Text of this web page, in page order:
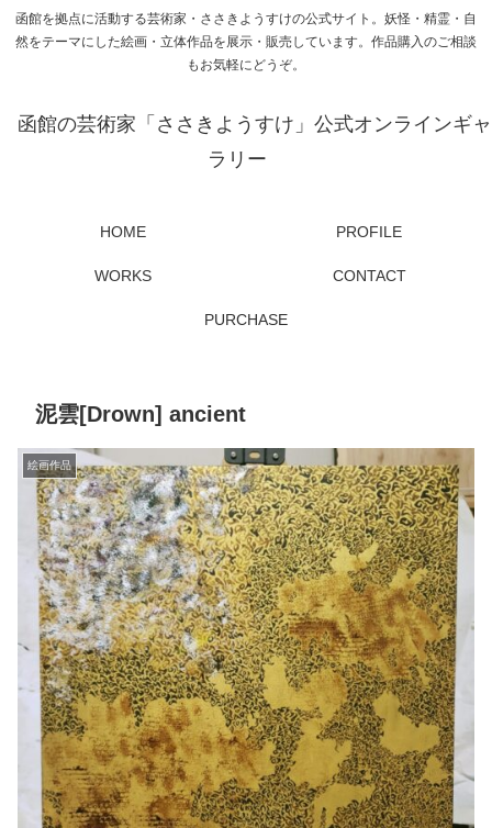
函館を拠点に活動する芸術家・ささきようすけの公式サイト。妖怪・精霊・自
然をテーマにした絵画・立体作品を展示・販売しています。作品購入のご相談
もお気軽にどうぞ。
函館の芸術家「ささきようすけ」公式オンラインギャ
ラリー
HOME PROFILE
WORKS CONTACT
PURCHASE
泥雲[Drown] ancient
絵画作品